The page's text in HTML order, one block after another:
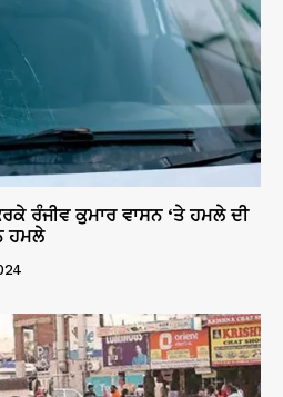
ਰੰਜੀਵ ਕੁਮਾਰ ਵਾਸਨ ‘ਤੇ ਹਮਲੇ ਦੀ
ਹਮਲੇ